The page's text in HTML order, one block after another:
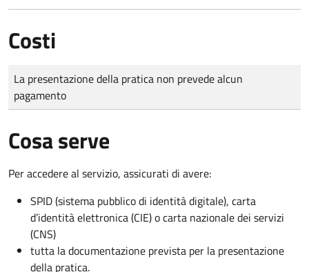
Costi
Tipo di pagamento
Importo
La presentazione della pratica non prevede alcun
pagamento
Cosa serve
Per accedere al servizio, assicurati di avere:
SPID (sistema pubblico di identità digitale), carta
d’identità elettronica (CIE) o carta nazionale dei servizi
(CNS)
tutta la documentazione prevista per la presentazione
della pratica.